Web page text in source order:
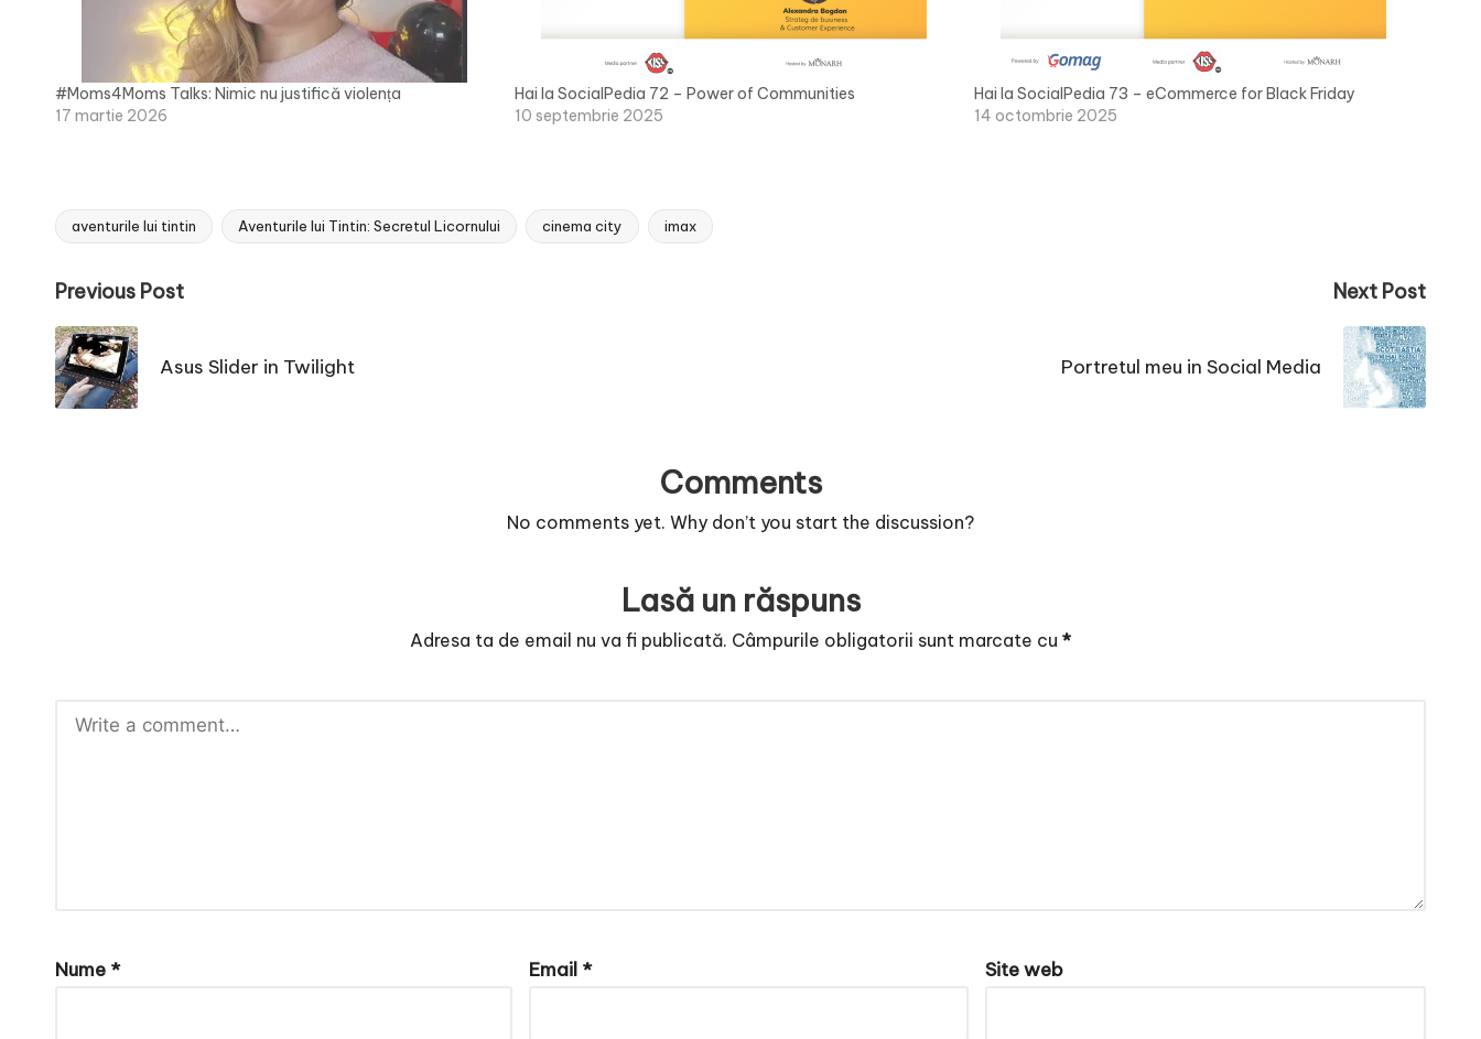
#Moms4Moms Talks: Nimic nu justifică violența
17 martie 2026
Hai la SocialPedia 72 – Power of Communities
10 septembrie 2025
Hai la SocialPedia 73 – eCommerce for Black Friday
14 octombrie 2025
Tags:
aventurile lui tintin Aventurile lui Tintin: Secretul Licornului cinema city imax
Post
navigation
Previous Post
Asus Slider in Twilight
Next Post
Portretul meu in Social Media
Comments
No comments yet. Why don’t you start the discussion?
Lasă un răspuns
Adresa ta de email nu va fi publicată. Câmpurile obligatorii sunt marcate cu *
Nume * Email * Site web